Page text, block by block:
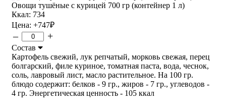
Овощи тушёные с курицей 700 гр (контейнер 1 л)
Ккал: 734
Цена: +747₽
– +
Состав
Картофель свежий, лук репчатый, морковь свежая, перец
болгарский, филе куриное, томатная паста, вода, чеснок,
соль, лавровый лист, масло растительное. На 100 гр.
блюдо содержит: белков - 9 гр., жиров - 7 гр., углеводов -
4 гр. Энергетическая ценность - 105 ккал